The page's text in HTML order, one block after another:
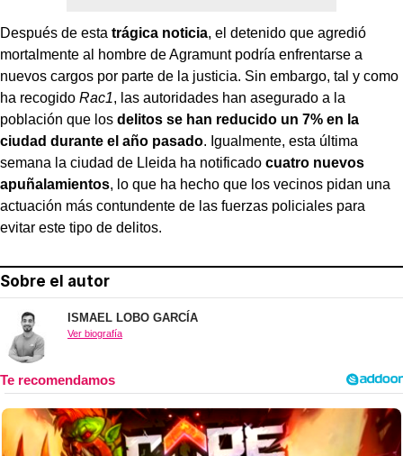
Después de esta trágica noticia, el detenido que agredió
mortalmente al hombre de Agramunt podría enfrentarse a
nuevos cargos por parte de la justicia. Sin embargo, tal y como
ha recogido Rac1, las autoridades han asegurado a la
población que los delitos se han reducido un 7% en la
ciudad durante el año pasado. Igualmente, esta última
semana la ciudad de Lleida ha notificado cuatro nuevos
apuñalamientos, lo que ha hecho que los vecinos pidan una
actuación más contundente de las fuerzas policiales para
evitar este tipo de delitos.
Sobre el autor
ISMAEL LOBO GARCÍA
Ver biografía